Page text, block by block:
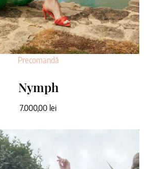
Precomandă
Nymph
7.000,00 lei